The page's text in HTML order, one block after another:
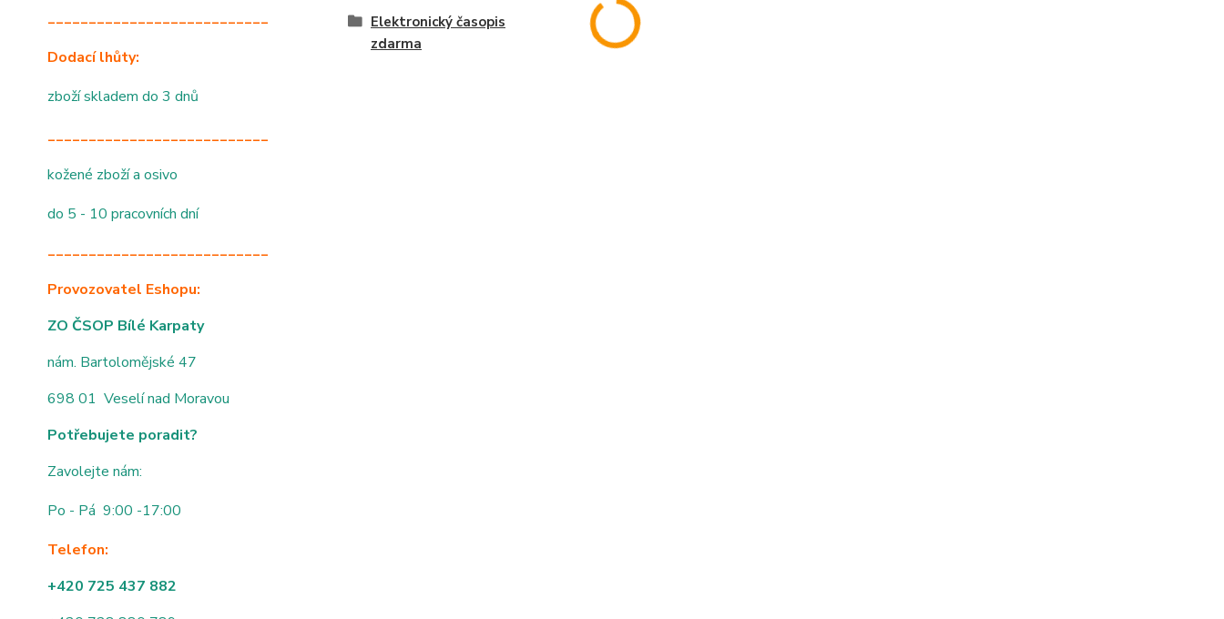
___________________________
Dodací lhůty:
zboží skladem do 3 dnů
___________________________
kožené zboží a osivo
do 5 - 10 pracovních dní
___________________________
Provozovatel Eshopu:
ZO ČSOP Bílé Karpaty
nám. Bartolomějské 47
698 01 Veselí nad Moravou
Potřebujete poradit?
Zavolejte nám:
Po - Pá 9:00 -17:00
Telefon:
+420 725 437 882
Elektronický časopis
zdarma